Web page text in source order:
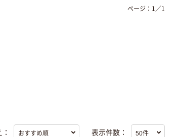
ページ： 1 ／1
表示件数：